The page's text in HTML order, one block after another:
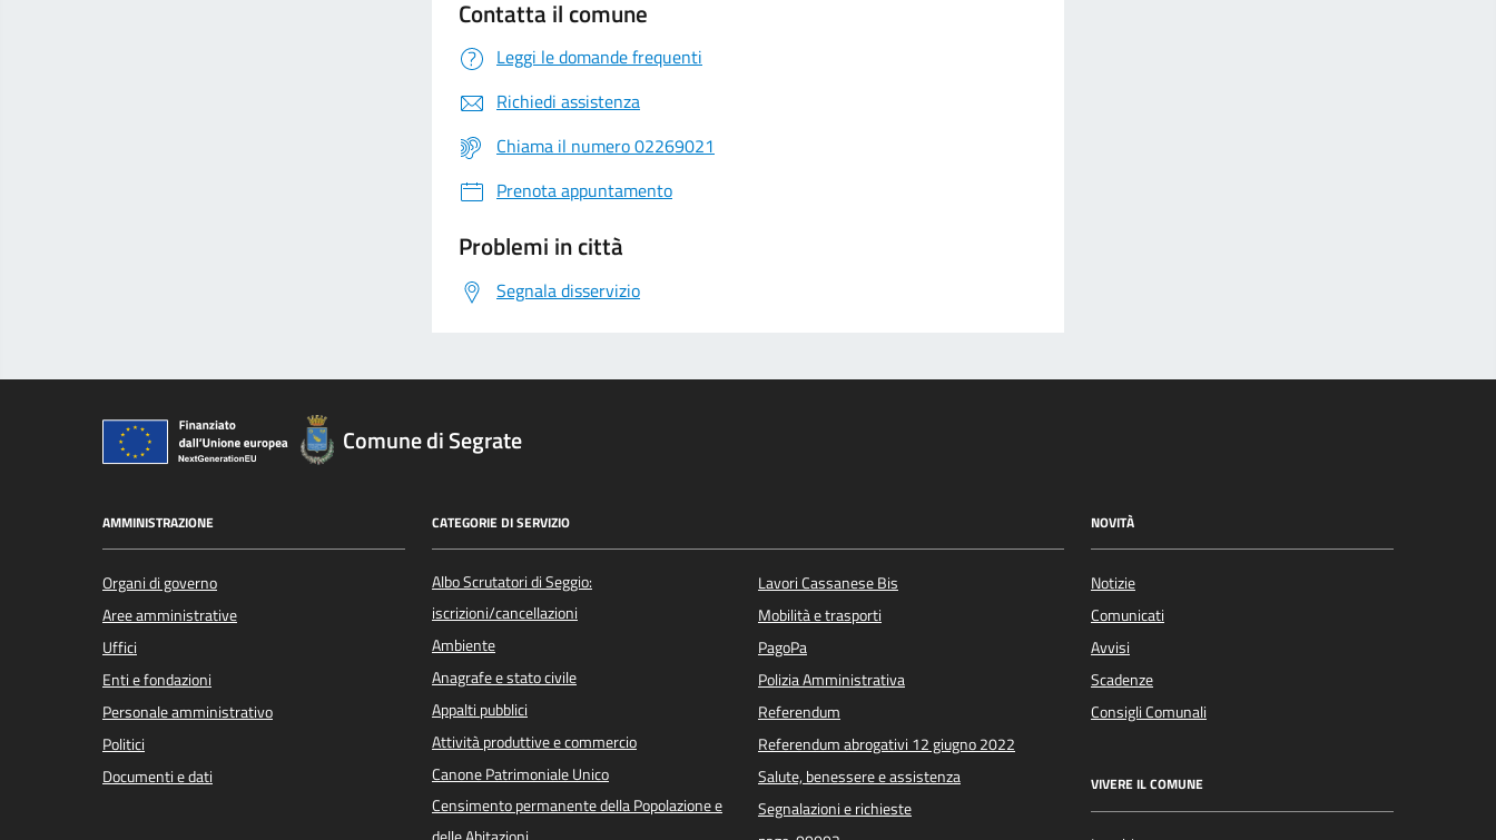
Contatta il comune
Leggi le domande frequenti
Richiedi assistenza
Chiama il numero 02269021
Prenota appuntamento
Problemi in città
Segnala disservizio
Comune di Segrate
AMMINISTRAZIONE
Organi di governo
Aree amministrative
Uffici
Enti e fondazioni
Personale amministrativo
Politici
Documenti e dati
CATEGORIE DI SERVIZIO
Albo Scrutatori di Seggio:
iscrizioni/cancellazioni
Ambiente
Anagrafe e stato civile
Appalti pubblici
Attività produttive e commercio
Canone Patrimoniale Unico
Censimento permanente della Popolazione e
Lavori Cassanese Bis
Mobilità e trasporti
PagoPa
Polizia Amministrativa
Referendum
Referendum abrogativi 12 giugno 2022
Salute, benessere e assistenza
Segnalazioni e richieste
NOVITÀ
Notizie
Comunicati
Avvisi
Scadenze
Consigli Comunali
VIVERE IL COMUNE